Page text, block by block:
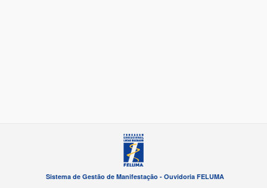
Sistema de Gestão de Manifestação - Ouvidoria FELUMA